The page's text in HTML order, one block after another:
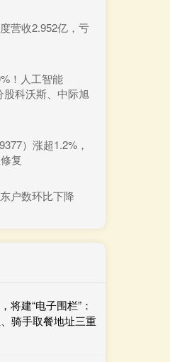
营收2.952亿，亏
！人工智能
股科沃斯、中际旭
）涨超1.2%，
复
户数环比下降
将建“电子围栏”：
骑手取餐地址三重